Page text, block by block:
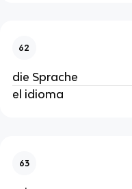
62
die Sprache
el idioma
63